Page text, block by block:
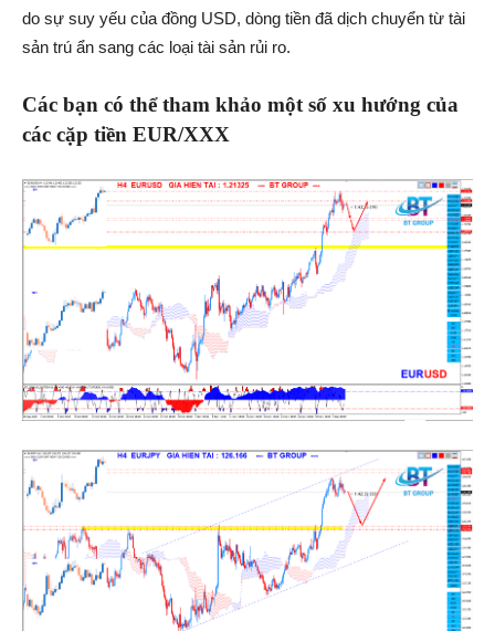
do sự suy yếu của đồng USD, dòng tiền đã dịch chuyển từ tài
sản trú ẩn sang các loại tài sản rủi ro.
Các bạn có thể tham khảo một số xu hướng của
các cặp tiền EUR/XXX